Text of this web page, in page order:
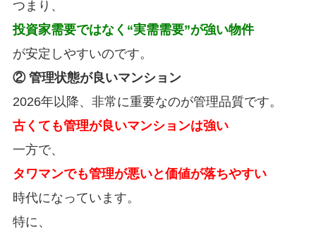
つまり、
投資家需要ではなく“実需需要”が強い物件
が安定しやすいのです。
② 管理状態が良いマンション
2026年以降、非常に重要なのが管理品質です。
古くても管理が良いマンションは強い
一方で、
タワマンでも管理が悪いと価値が落ちやすい
時代になっています。
特に、